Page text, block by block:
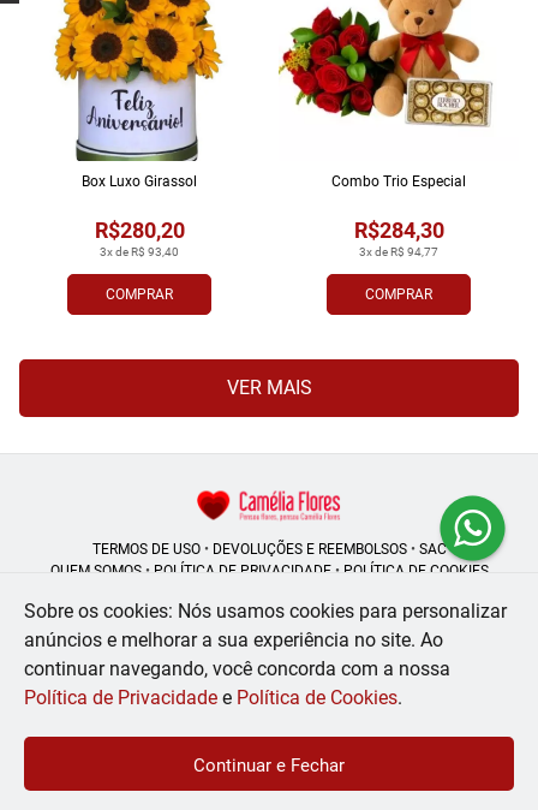
COMPRAR
3x de R$ 93,40
R$280,20
Box Luxo Girassol
COMPRAR
3x de R$ 94,77
R$284,30
Combo Trio Especial
VER MAIS
TERMOS DE USO• DEVOLUÇÕES E REEMBOLSOS• SAC
QUEM SOMOS• POLÍTICA DE PRIVACIDADE• POLÍTICA DE COOKIES
Camélia Flores | CNPJ: 08.250.956/0001-53
Rua do Rosário - 164, Centro - Rio de Janeiro - RJ - 20041-002
© 2024-2026 - Todos os direitos reservados - Desenvolvido por
Sobre os cookies: Nós usamos cookies para personalizar
anúncios e melhorar a sua experiência no site. Ao
continuar navegando, você concorda com a nossa
Política de Privacidade e Política de Cookies.
Continuar e Fechar